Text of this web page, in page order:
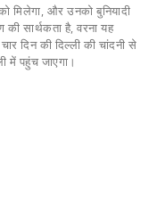
मिलेगा, और उनको बुनियादी
की सार्थकता है, वरना यह
दिन की दिल्ली की चांदनी से
में पहुंच जाएगा।